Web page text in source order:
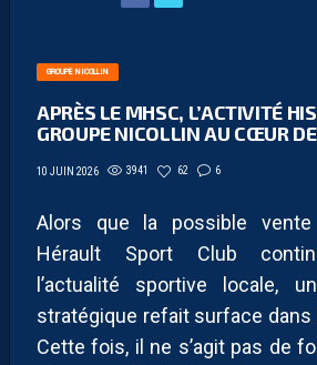
GROUPE NICOLLIN
APRÈS LE MHSC, L’ACTIVITÉ
GROUPE NICOLLIN AU CŒUR
10 JUIN 2026 3941 62 6
Alors que la possible vente
Hérault Sport Club
l’actualité sportive locale,
stratégique refait surface dans
Cette fois, il ne s’agit pas de